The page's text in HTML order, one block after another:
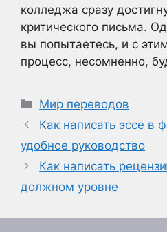
колледжа сразу
критического письма.
вы попытаетесь, и с
процесс, несомненно,
Рубрики
Мир переводов
Как написать эссе в
удобное руководство
Как написать
должном уровне